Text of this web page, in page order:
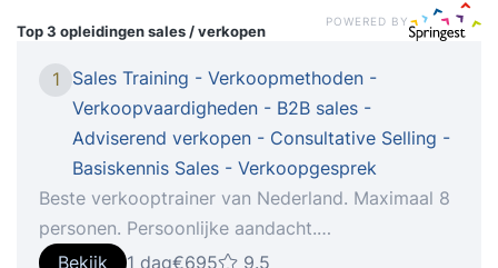
Top 3 opleidingensales / verkopen
POWERED BY
1
Sales Training - Verkoopmethoden -
Verkoopvaardigheden - B2B sales -
Adviserend verkopen - Consultative Selling -
Basiskennis Sales - Verkoopgesprek
Beste verkooptrainer van Nederland. Maximaal 8
personen. Persoonlijke aandacht.
Wetenschappelijk systeem. Één trainer, één
Bekijk 1 dag€695 9.5